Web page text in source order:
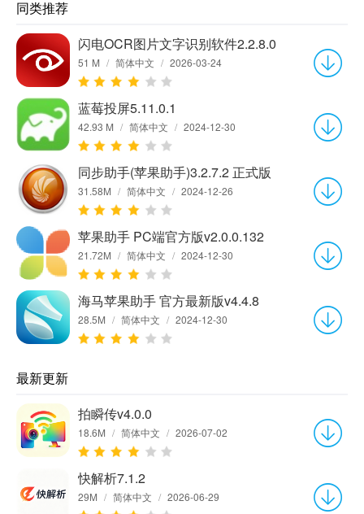
同类推荐
闪电OCR图片文字识别软件2.2.8.0
51 M / 简体中文 / 2026-03-24
蓝莓投屏5.11.0.1
42.93 M / 简体中文 / 2024-12-30
同步助手(苹果助手)3.2.7.2 正式版
31.58M / 简体中文 / 2024-12-26
苹果助手 PC端官方版v2.0.0.132
21.72M / 简体中文 / 2024-12-30
海马苹果助手 官方最新版v4.4.8
28.5M / 简体中文 / 2024-12-30
最新更新
拍瞬传v4.0.0
18.6M / 简体中文 / 2026-07-02
快解析7.1.2
29M / 简体中文 / 2026-06-29